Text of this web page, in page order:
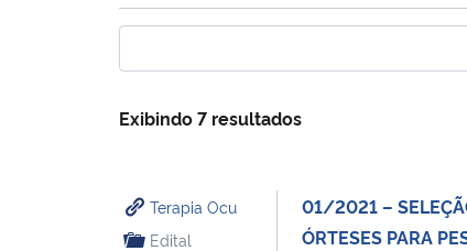
Exibindo 7 resultados
Terapia Ocu
Edital
01/2021 –
ÓRTESES PARA